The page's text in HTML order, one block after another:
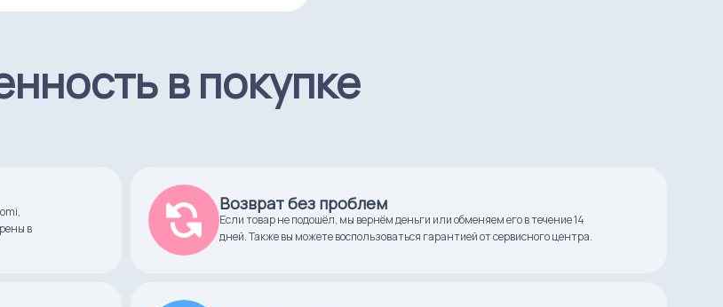
в покупке
в
Возврат без проблем
Если товар не подошёл, мы вернём деньги или обменяем его в течение 14
дней. Также вы можете воспользоваться гарантией от сервисного центра.